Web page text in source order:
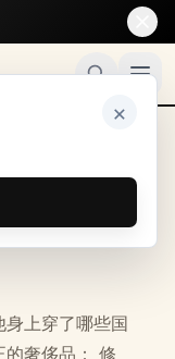
×
上穿了哪些国
的奢侈品： 修